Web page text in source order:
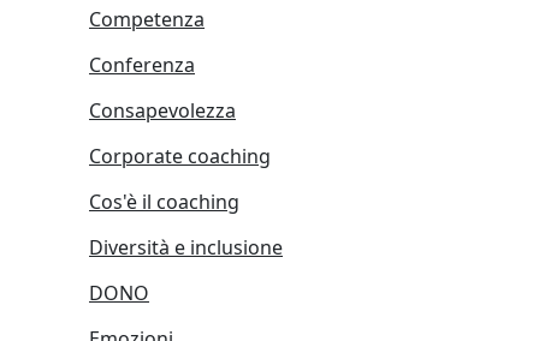
Competenza
Conferenza
Consapevolezza
Corporate coaching
Cos'è il coaching
Diversità e inclusione
DONO